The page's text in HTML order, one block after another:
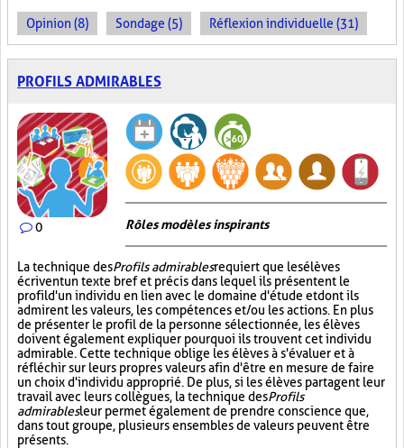
Opinion (8) Sondage (5) Réflexion individuelle (31)
PROFILS ADMIRABLES
0 Rôles modèles inspirants
La technique desProfils admirablesrequiert que les élèves
écrivent un texte bref et précis dans lequel ils présentent le
profil d'un individu en lien avec le domaine d'étude et dont ils
admirent les valeurs, les compétences et/ou les actions. En plus
de présenter le profil de la personne sélectionnée, les élèves
doivent également expliquer pourquoi ils trouvent cet individu
admirable. Cette technique oblige les élèves à s'évaluer et à
réfléchir sur leurs propres valeurs afin d'être en mesure de faire
un choix d'individu approprié. De plus, si les élèves partagent leur
travail avec leurs collègues, la technique desProfils
admirablesleur permet également de prendre conscience que,
dans tout groupe, plusieurs ensembles de valeurs peuvent être
présents.